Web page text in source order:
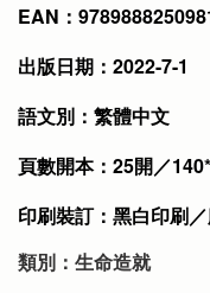
EAN：
出版日期：2022-7-1
語文別：繁體中文
頁數開本：25開／
印刷裝訂：黑白印刷
類別：生命造就